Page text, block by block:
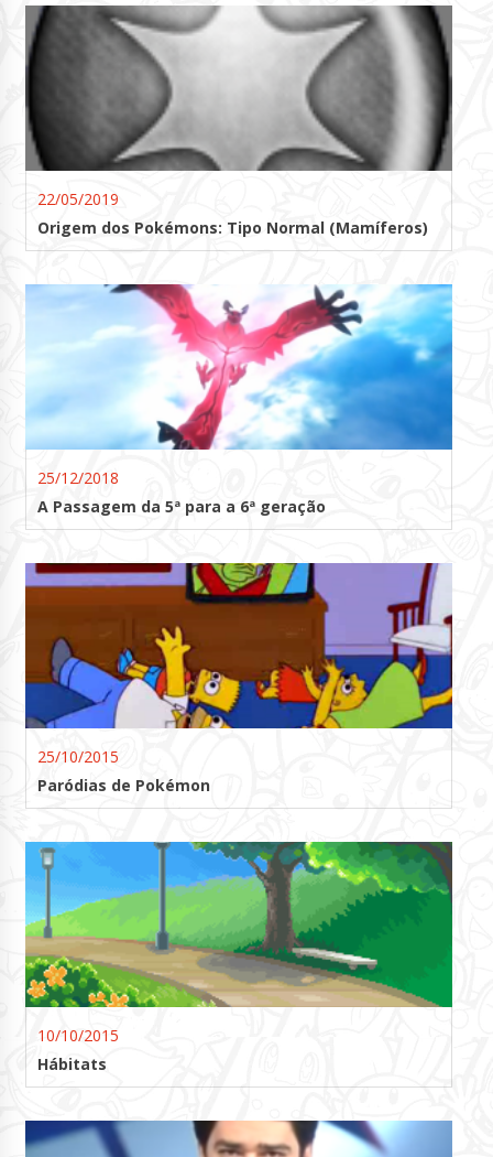
22/05/2019
Origem dos Pokémons: Tipo Normal (Mamíferos)
25/12/2018
A Passagem da 5ª para a 6ª geração
25/10/2015
Paródias de Pokémon
10/10/2015
Hábitats